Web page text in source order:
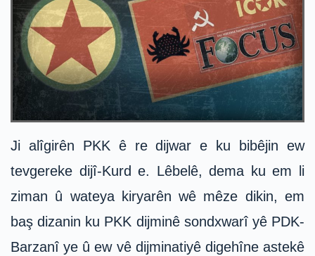
Ji alîgirên PKK ê re dijwar e ku bibêjin ew
tevgereke dijî-Kurd e. Lêbelê, dema ku em li
ziman û wateya kiryarên wê mêze dikin, em
baş dizanin ku PKK dijminê sondxwarî yê PDK-
Barzanî ye û ew vê dijminatiyê digehîne astekê